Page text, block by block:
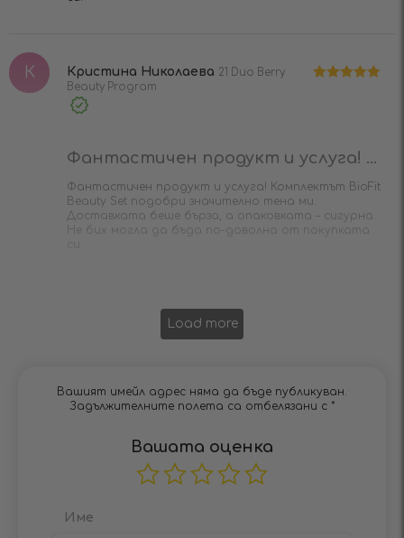
К Кристина Николаева 21 Duo Berry
Beauty Program
Фантастичен продукт и услуга! ...
Фантастичен продукт и услуга! Комплектът BioFit
Beauty Set подобри значително тена ми.
Доставката беше бърза, а опаковката – сигурна.
Не бих могла да бъда по-доволна от покупката
Load more
Вашият имейл адрес няма да бъде публикуван.
Задължителните полета са отбелязани с *
Вашата оценка
Име